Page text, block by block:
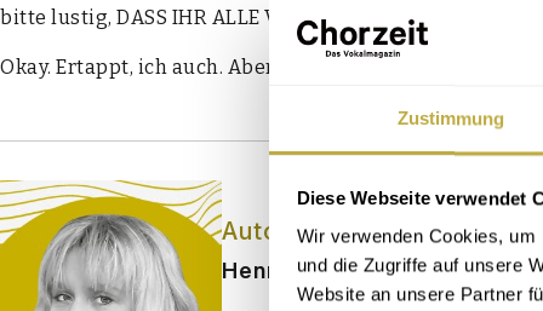
Zustimmung
Diese Webseite verwendet
Wir verwenden Cookies,
und die Zugriffe auf unsere
Website an unsere Partner
bit­te lus­tig, DASS IHR ALLE VERSAGT HABT?
Okay. Ertappt, ich auch. Aber nur, weil ich mir den
Autor:in
Henriette Schwarz